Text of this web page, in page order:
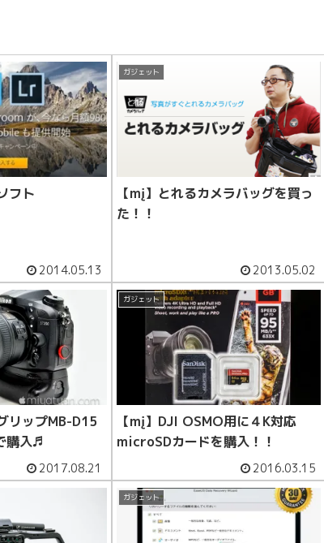
フト
2014.05.13
ガジェット
【mį】とれるカメラバッグを買っ
た！！
2013.05.02
リップMB-D15
購入♬
2017.08.21
ガジェット
【mį】DJI OSMO用に４K対応
microSDカードを購入！！
2016.03.15
ガジェット